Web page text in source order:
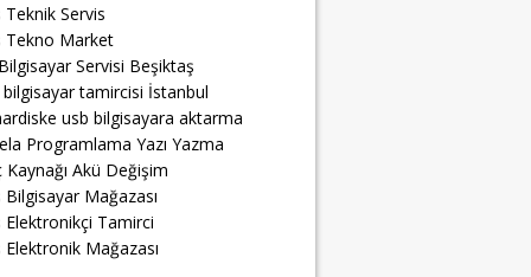
Servis
Tekno Market
Servisi Beşiktaş
bilgisayar tamircisi İstanbul
usb bilgisayara aktarma
Programlama Yazı Yazma
Kaynağı Akü Değişim
Mağazası
Elektronikçi Tamirci
Mağazası